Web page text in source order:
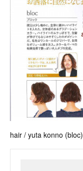
hair / yuta konno (bloc)